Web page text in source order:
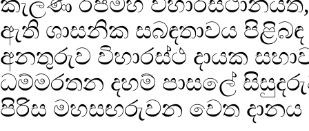
ඇති ශාසනික සබඳතාවය
අනතුරුව විහාරස්ථ දායක සභාව
ධම්මරතන දහම් පාසලේ
පිරිස මහසඟරුවන වෙත දානය